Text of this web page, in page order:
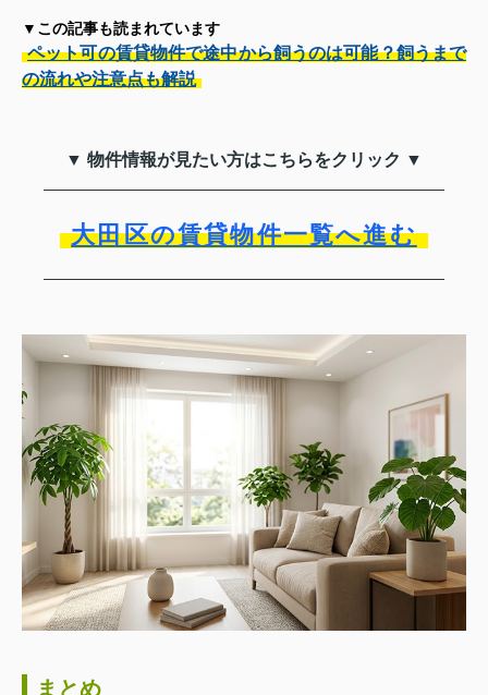
▼この記事も読まれています
ペット可の賃貸物件で途中から飼うのは可能？飼うまで
の流れや注意点も解説
▼ 物件情報が見たい方はこちらをクリック ▼
大田区の賃貸物件一覧へ進む
まとめ